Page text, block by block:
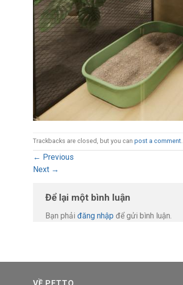
Trackbacks are closed, but you can post a comment
← Previous
Next →
Để lại một bình luận
Bạn phải đăng nhập để gửi bình luận.